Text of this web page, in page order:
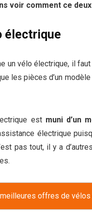
voir comment ce
électrique
un vélo électrique, il
les pièces d’un
est muni d’un
électrique
pas tout, il y a
offres de vélos